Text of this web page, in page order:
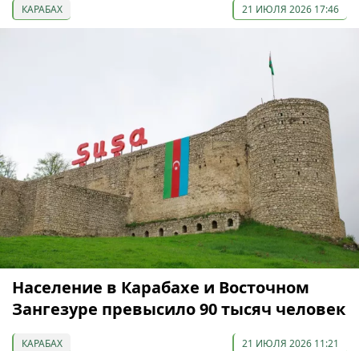
КАРАБАХ 21 ИЮЛЯ 2026 17:46
Население в Карабахе и Восточном
Зангезуре превысило 90 тысяч человек
КАРАБАХ 21 ИЮЛЯ 2026 11:21